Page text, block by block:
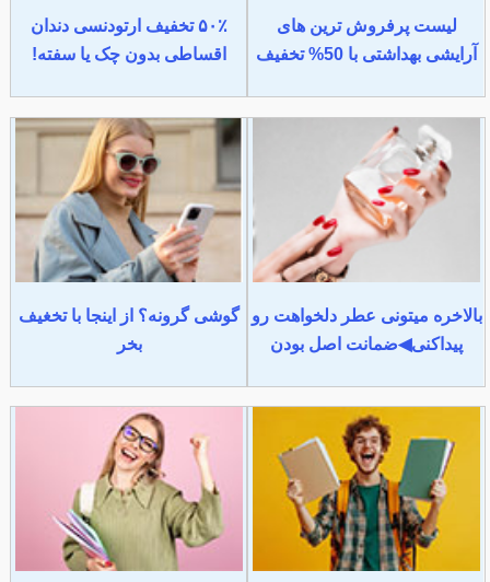
لیست پرفروش ترین های
آرایشی بهداشتی با 50% تخفیف
۵۰٪ تخفیف ارتودنسی دندان
اقساطی بدون چک یا سفته!
بالاخره میتونی عطر دلخواهت رو
پیداکنی◀ضمانت اصل بودن
گوشی گرونه؟ از اینجا با تخغیف
بخر